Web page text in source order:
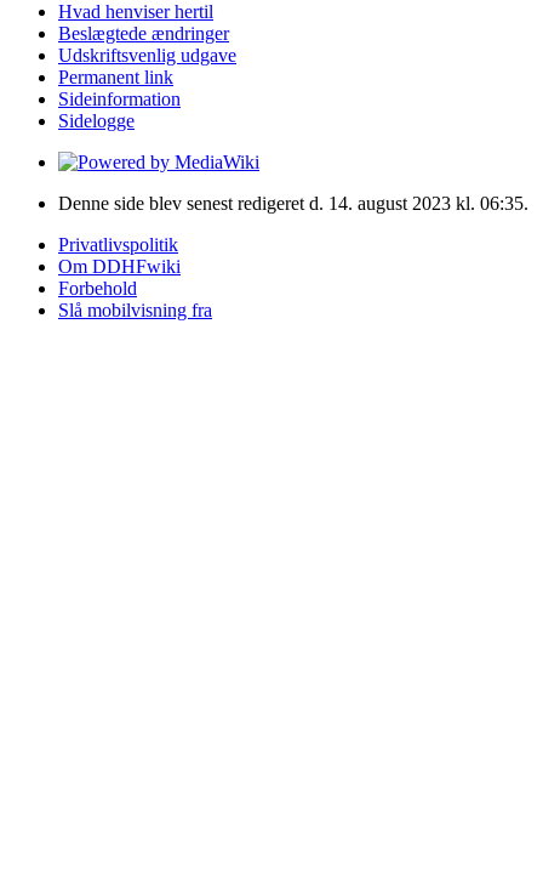
Hvad henviser hertil
Beslægtede ændringer
Udskriftsvenlig udgave
Permanent link
Sideinformation
Sidelogge
Denne side blev senest redigeret d. 14. august 2023 kl. 06:35.
Privatlivspolitik
Om DDHFwiki
Forbehold
Slå mobilvisning fra